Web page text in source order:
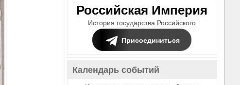
Российская Империя
История государства Российского
Присоединиться
Календарь событий